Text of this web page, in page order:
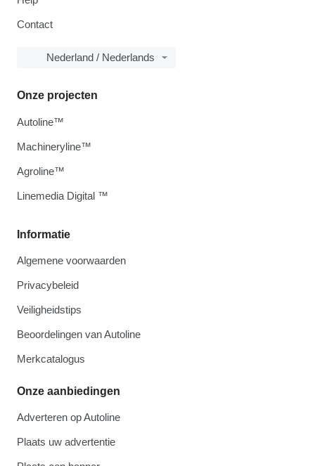
Contact
Nederland / Nederlands
Informatie
Algemene voorwaarden
Privacybeleid
Veiligheidstips
Beoordelingen van Autoline
Merkcatalogus
Onze aanbiedingen
Adverteren op Autoline
Plaats uw advertentie
Onze projecten
Autoline™
Machineryline™
Agroline™
Linemedia Digital ™